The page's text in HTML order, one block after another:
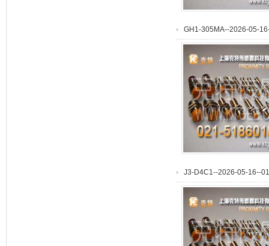
GH1-305MA--2026-05-
J3-D4C1--2026-05-16--